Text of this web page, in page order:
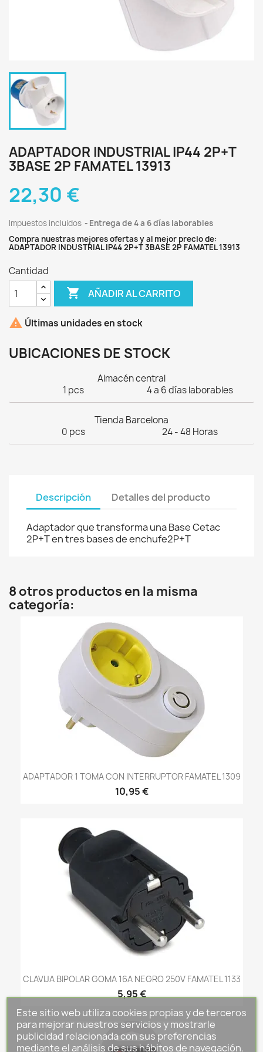
ADAPTADOR INDUSTRIAL IP44 2P+T
3BASE 2P FAMATEL 13913
22,30 €
Impuestos incluidos
Entrega de 4 a 6 días laborables
Compra nuestras mejores ofertas y al mejor precio de:
ADAPTADOR INDUSTRIAL IP44 2P+T 3BASE 2P FAMATEL 13913
Cantidad
 AÑADIR AL CARRITO
 Últimas unidades en stock
UBICACIONES DE STOCK
Almacén central
1 pcs
4 a 6 días laborables
Tienda Barcelona
0 pcs
24 - 48 Horas
Descripción Detalles del producto
Adaptador que transforma una Base Cetac
2P+T en tres bases de enchufe2P+T
8 otros productos en la misma
categoría:
ADAPTADOR 1 TOMA CON INTERRUPTOR FAMATEL 1309
10,95 €
CLAVIJA BIPOLAR GOMA 16A NEGRO 250V FAMATEL 1133
5,95 €
Este sitio web utiliza cookies propias y de terceros
para mejorar nuestros servicios y mostrarle
publicidad relacionada con sus preferencias
mediante el análisis de sus hábitos de navegación.